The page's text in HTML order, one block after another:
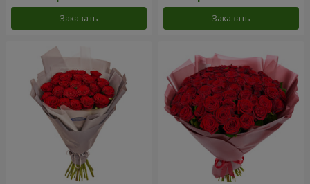
Заказать Заказать